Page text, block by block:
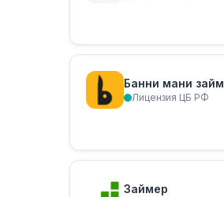
Банни мани займ
Лицензия ЦБ РФ
Займер